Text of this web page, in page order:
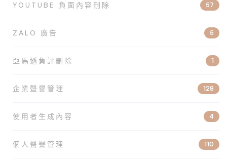
YOUTUBE 負面內容刪除 57
ZALO 廣告 5
亞馬遜負評刪除 1
企業聲譽管理 128
使用者生成內容 4
個人聲譽管理 110